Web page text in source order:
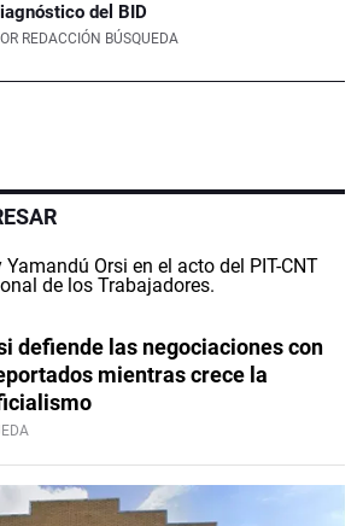
del BID
REDACCIÓN BÚSQUEDA
defiende las negociaciones con
mientras crece la